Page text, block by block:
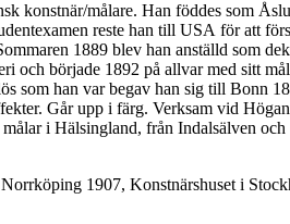
konstnär/målare. Han föddes som
reste han till USA för att
1889 blev han anställd som
och började 1892 på allvar med sitt
som han var begav han sig till Bonn
Går upp i färg. Verksam vid
i Hälsingland, från Indalsälven
1907, Konstnärshuset i